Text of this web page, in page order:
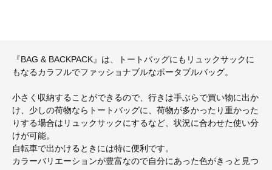
『BAG & BACKPACK』は、トートバッグにもリュックサックに
もなるカラフルでファッショナブルなポータブルバッグ。
小さく収納することができるので、行きは手ぶらで買い物に出か
け、少しの荷物ならトートバッグに、荷物が多かったり重かった
りする場合はリュックサックにするなど、状況に合わせた使い分
けが可能。
自転車で出かけるときには特に便利です。
カラーバリエーションが豊富なので自分にあった色がきっと見つ